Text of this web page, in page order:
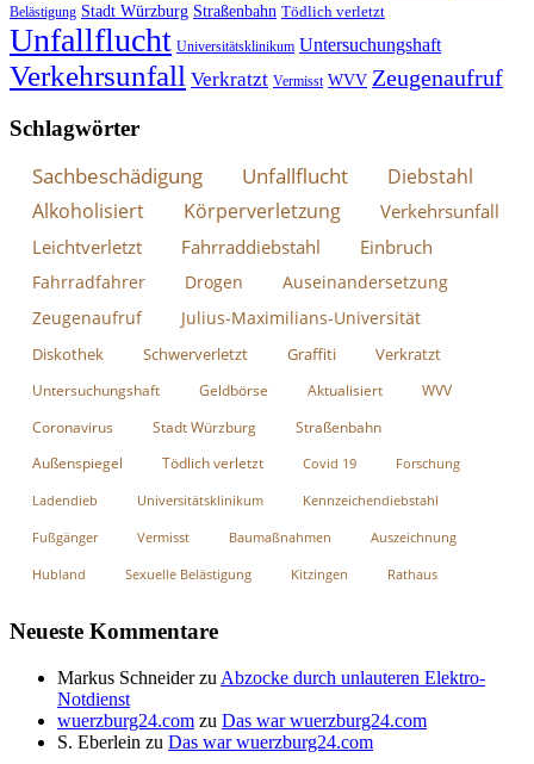
Belästigung Stadt Würzburg Straßenbahn Tödlich verletzt
Unfallflucht Universitätsklinikum Untersuchungshaft
Verkehrsunfall Verkratzt Vermisst WVV Zeugenaufruf
Schlagwörter
Sachbeschädigung Unfallflucht
Diebstahl
Alkoholisiert
Körperverletzung Verkehrsunfall
Leichtverletzt Fahrraddiebstahl Einbruch
Fahrradfahrer Drogen
Auseinandersetzung
Zeugenaufruf
Julius-Maximilians-Universität
Diskothek Schwerverletzt Graffiti Verkratzt
Untersuchungshaft Geldbörse Aktualisiert
WVV
Coronavirus
Stadt Würzburg Straßenbahn
Außenspiegel Tödlich verletzt Covid 19 Forschung
Ladendieb Universitätsklinikum Kennzeichendiebstahl
Fußgänger Vermisst Baumaßnahmen Auszeichnung
Hubland Sexuelle Belästigung Kitzingen Rathaus
Neueste Kommentare
Markus Schneiderzu Abzocke durch unlauteren Elektro-
Notdienst
wuerzburg24.com zu Das war wuerzburg24.com
S. Eberlein zu Das war wuerzburg24.com